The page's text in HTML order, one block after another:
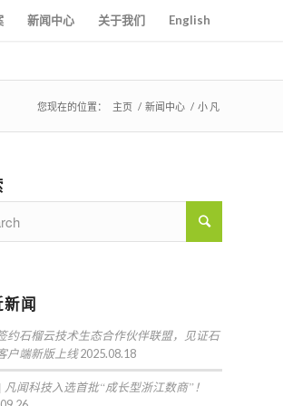
新闻中心 关于我们 English
您现在的位置： 主页 / 新闻中心 / 小 凡
闻
约石榴云技术生态合作伙伴联盟，见证石
户端新版上线2025.08.18
凡闻科技入选首批“成长型浙江数商”！